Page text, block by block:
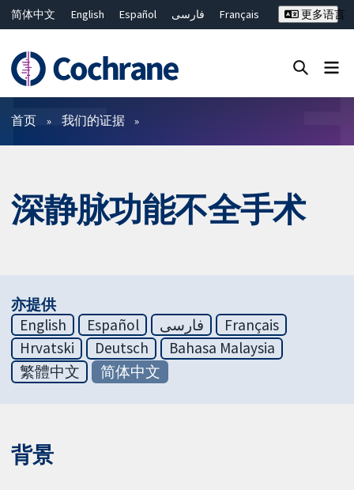
简体中文 English Español فارسی
Français
ไทย
繁體中文
更多语言
过滤
首页 我们的证据
深静脉功能不全手术
亦提供
English
Español فارسی
Français
Hrvatski
Deutsch
Bahasa Malaysia
繁體中文
简体中文
背景